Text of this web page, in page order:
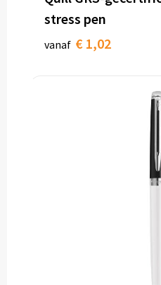
stress pen
vanaf € 1,02